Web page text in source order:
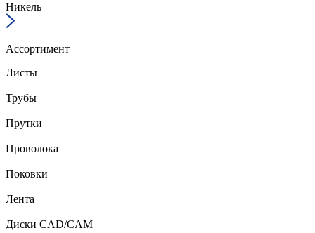
Никель
Ассортимент
Листы
Трубы
Прутки
Проволока
Поковки
Лента
Диски CAD/CAM